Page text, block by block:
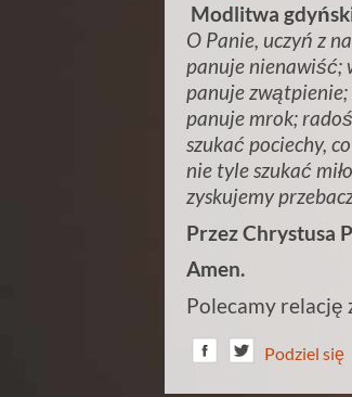
Modlitwa
O Panie, uczyń z
panuje nienawiść;
panuje zwątpienie;
panuje mrok;
szukać pociechy,
nie tyle szukać
zyskujemy
Przez Chrystusa
Amen.
Polecamy relację
Podziel się